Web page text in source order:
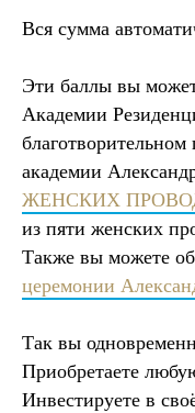
Вся сумма
Эти баллы вы
Академии
академии
ЖЕНСКИХ
из пяти женских
Также вы можете
церемонии
Так вы
Приобретаете
Инвестируете в